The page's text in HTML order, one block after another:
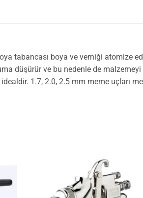
tabancası boya ve verniği atomize
düşürür ve bu nedenle de
1.7, 2.0, 2.5 mm meme uçları